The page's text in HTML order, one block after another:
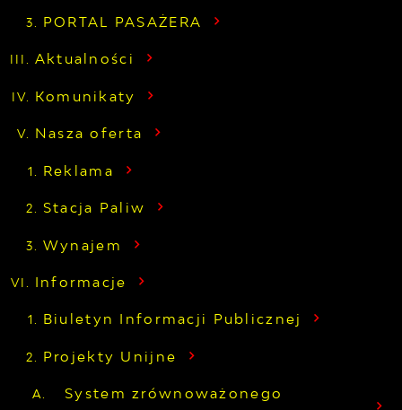
PORTAL PASAŻERA
Aktualności
Komunikaty
Nasza oferta
Reklama
Stacja Paliw
Wynajem
Informacje
Biuletyn Informacji Publicznej
Projekty Unijne
System zrównoważonego